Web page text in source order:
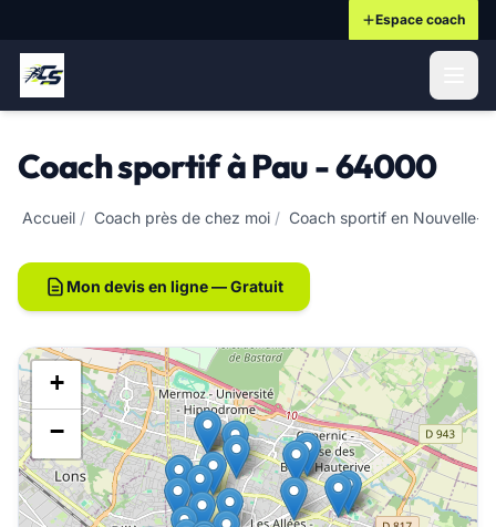
Espace coach
Coach sportif à Pau - 64000
Accueil / Coach près de chez moi / Coach sportif en Nouvelle-
Mon devis en ligne — Gratuit
+
−